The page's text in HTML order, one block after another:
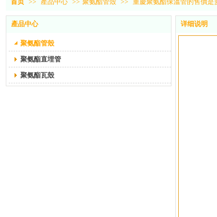
首页 >> 產品中心 >> 聚氨酯管殼 >> 重慶聚氨酯保溫管的售價是
產品中心
聚氨酯管殼
聚氨酯直埋管
聚氨酯瓦殼
详细说明